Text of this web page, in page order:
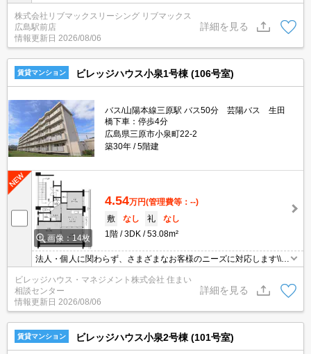
無料☆不在時にうれしい宅配ボックス☆都市ガスで光熱費節約☆浴
室乾燥機や温水洗浄便座など人気の室内設備あり☆２口コンロのシ
ステムキッチン☆近隣にスーパーやコンビニがあり住環境良好☆彡
株式会社リブマックスリーシング リブマックス
広島駅前店
情報更新日 2026/08/06
詳細を見る
賃貸マンション ビレッジハウス小泉1号棟 (106号室)
バス/山陽本線三原駅 バス50分 芸陽バス 生田
橋下車：停歩4分
広島県三原市小泉町22-2
築30年
5階建
画像：14枚
4.54万円(管理費等：--)
敷
なし 礼
なし
1階
3DK 53.08m²
法人・個人に関わらず、さまざまなお客様のニーズに対応します\\n
敷金・礼金・更新料・鍵交換手数料0円！※契約内容や審査の結
果、敷金をお預かりする場合がございます。
ビレッジハウス・マネジメント株式会社 住まい
相談センター
情報更新日 2026/08/06
詳細を見る
賃貸マンション ビレッジハウス小泉2号棟 (101号室)